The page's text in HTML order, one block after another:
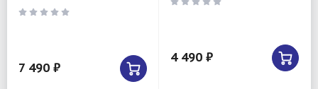
7 490 ₽
4 490 ₽